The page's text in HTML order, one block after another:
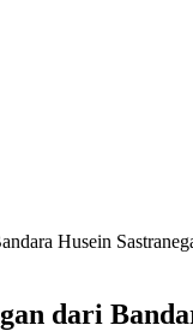
Husein
dari